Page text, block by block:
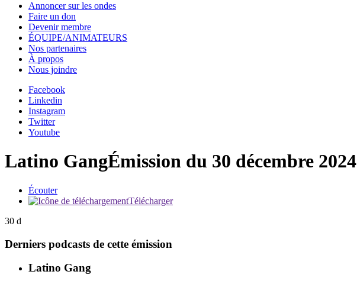
Annoncer sur les ondes
Faire un don
Devenir membre
ÉQUIPE/ANIMATEURS
Nos partenaires
À propos
Nous joindre
Facebook
Linkedin
Instagram
Twitter
Youtube
Latino GangÉmission du 30 décembre 2024
Écouter
Télécharger
30 d
Derniers podcasts de cette émission
Latino Gang